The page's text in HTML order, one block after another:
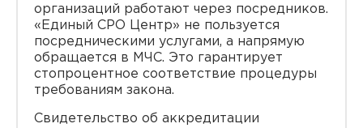
организаций работают через посредников.
«Единый СРО Центр» не пользуется
посредническими услугами, а напрямую
обращается в МЧС. Это гарантирует
стопроцентное соответствие процедуры
требованиям закона.
Свидетельство об аккредитации